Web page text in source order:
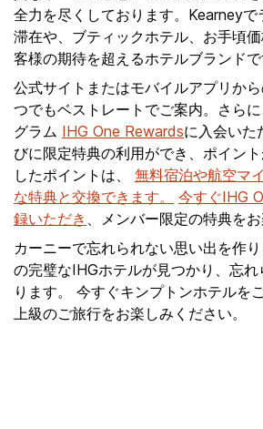
全力を尽くしております。Kearney
滞在や、ブティックホテル、お手頃
客様の期待を超えるホテルブランドで
公式サイトまたはモバイルアプリか
つでもベストレートでご案内。さら
グラム IHG One Rewardsに入会いた
びに限定特典の利用ができ、ポイン
したポイントは、 無料宿泊や航空マ
な特典と交換できます。
今すぐIHG
録いただき 、メンバー限定の特典をお
カーニーで忘れられない思い出を作
の完璧なIHGホテルが見つかり、忘
ります。 今すぐキンプトンホテルを
上級のご旅行をお楽しみください。